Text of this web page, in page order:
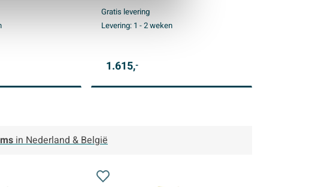
mat
doucheslang - 3-standen
handdouche - Geborsteld mat
Gratis levering
Levering: 1 - 2 weken
1.615,-
in Nederland & België